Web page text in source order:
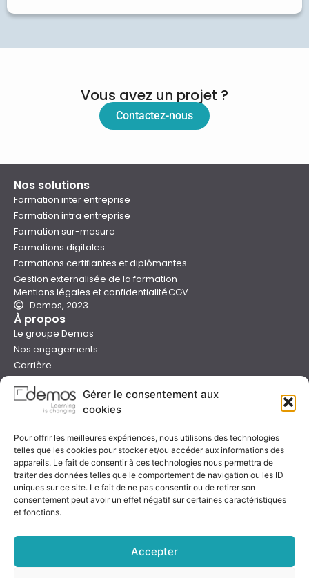
Gérer le consentement aux
cookies
Pour offrir les meilleures expériences, nous utilisons des technologies
telles que les cookies pour stocker et/ou accéder aux informations des
appareils. Le fait de consentir à ces technologies nous permettra de
traiter des données telles que le comportement de navigation ou les ID
uniques sur ce site. Le fait de ne pas consentir ou de retirer son
consentement peut avoir un effet négatif sur certaines caractéristiques
et fonctions.
Accepter
Vous avez un projet ?
Contactez-nous
Nos solutions
Formation inter entreprise
Formation intra entreprise
Formation sur-mesure
Formations digitales
Formations certifiantes et diplômantes
Gestion externalisée de la formation
Mentions légales et confidentialitéCGV
Demos, 2023
À propos
Le groupe Demos
Nos engagements
Carrière
Presse
Catalogues
Aide
Nous contacter
Nous trouver
Préparer sa formation
Sessions garanties
Qualité & certification